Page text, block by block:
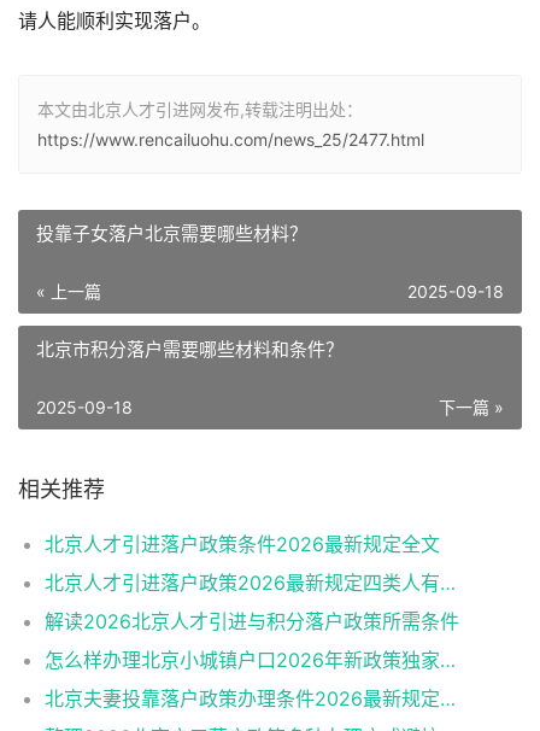
请人能顺利实现落户。
本文由北京人才引进网发布,转载注明出处：
https://www.rencailuohu.com/news_25/2477.html
投靠子女落户北京需要哪些材料？
« 上一篇 2025-09-18
北京市积分落户需要哪些材料和条件？
下一篇 »
2025-09-18
相关推荐
北京人才引进落户政策条件2026最新规定全文
北京人才引进落户政策2026最新规定四类人有资格
解读2026北京人才引进与积分落户政策所需条件
怎么样办理北京小城镇户口2026年新政策独家解读
北京夫妻投靠落户政策办理条件2026最新规定消息